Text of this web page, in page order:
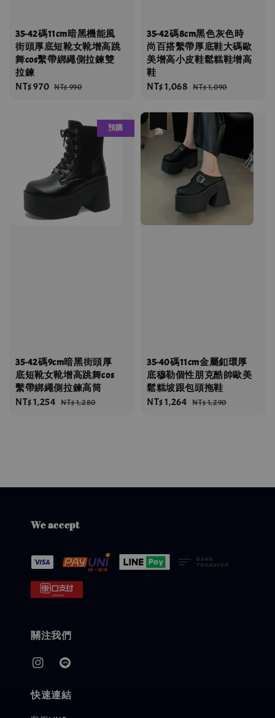
35-42碼11cm暗黑機能風
街頭厚底短靴女靴增高跳
舞cos繫帶綁繩側拉鍊雙
拉鍊
Sale
NT$ 970 Regular
NT$ 990
35-42碼8cm黑色灰色時
尚百搭繫帶厚底鞋大碼歐
美增高小皮鞋鬆糕鞋增高
鞋
Sale
NT$ 1,068 Regular
NT$ 1,090
預購
35-42碼9cm暗黑街頭厚
底短靴女靴增高跳舞cos
繫帶綁繩側拉鍊高筒
Sale
NT$ 1,254 Regular
NT$ 1,280
35-40碼11cm金屬釦環厚
底穆勒個性朋克酷帥歐美
鬆糕坡跟包頭拖鞋
Sale
NT$ 1,264 Regular
NT$ 1,290
We accept
關注我們
快速連結